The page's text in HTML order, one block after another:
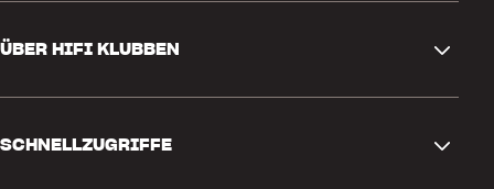
Rückgabe und Reklamation
Bestellung widerrufen
ÜBER HIFI KLUBBEN
SCHNELLZUGRIFFE